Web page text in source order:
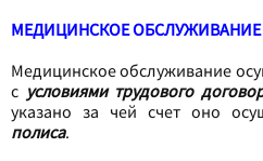
МЕДИЦИНСКОЕ ОБСЛУЖИВАНИЕ
Медицинское обслуживание
с условиями трудового
указано за чей счет оно
полиса.